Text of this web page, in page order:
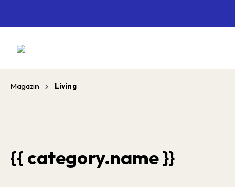
Magazin Living
{{ category.name }}